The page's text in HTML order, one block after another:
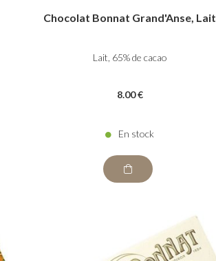
Chocolat Bonnat Grand'Anse, Lait
Lait, 65% de cacao
8.00€
En stock